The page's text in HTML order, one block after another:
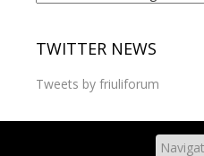
TWITTER NEWS
Tweets by friuliforum